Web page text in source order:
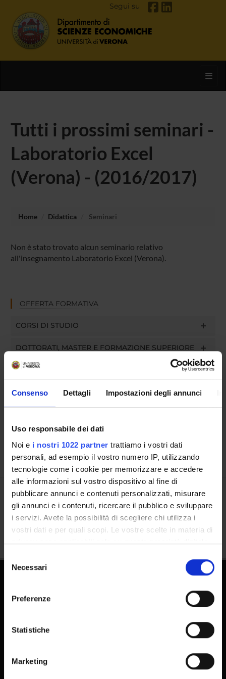
Consenso Dettagli Impostazioni degli annunci
Uso responsabile dei dati
Noi e i nostri 1022 partner trattiamo i vostri dati
personali, ad esempio il vostro numero IP, utilizzando
tecnologie come i cookie per memorizzare e accedere
alle informazioni sul vostro dispositivo al fine di
pubblicare annunci e contenuti personalizzati, misurare
gli annunci e i contenuti, ricercare il pubblico e sviluppare
i servizi. Avete la possibilità di scegliere chi utilizza i
vostri dati e per quali scopi. Le vostre scelte in materia di
privacy sono applicabili solo su questa proprietà digitale
modificare o revocare il proprio consenso in qualsiasi
momento dalla Dichiarazione sui cookie o facendo clic
raccogliere informazioni sulla tua posizione
geografica, con un'approssimazione di qualche
Identificare il tuo dispositivo, scansionandolo
delNecessari
Preferenze
Statistiche
Marketing
Segui su
Tutti i prossimi seminari -
Laboratorio Excel
(Verona) - (2016/2017)
Home Didattica Seminari
Non è stato trovato alcun seminario relativo
all'insegnamento Laboratorio Excel (Verona).
OFFERTA FORMATIVA
CORSI DI STUDIO
DOTTORATI, MASTER E FORMAZIONE SUPERIORE
Persone
Luoghi
Condividi
E-learning